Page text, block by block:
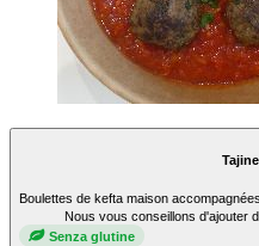
Boulettes de kefta maison
Nous vous conseillons d'ajouter
Senza glutine